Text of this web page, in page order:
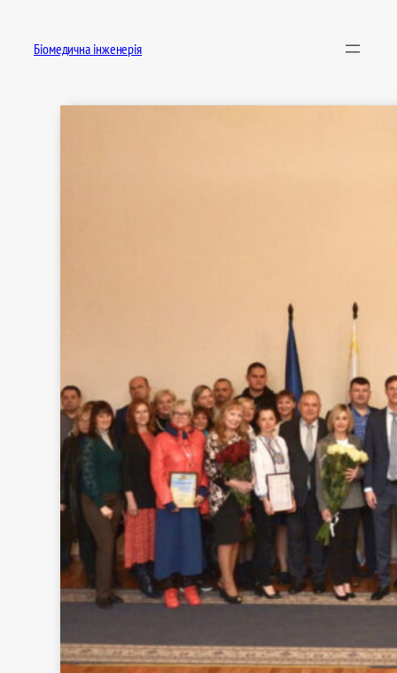
вмістуБіомедична інженерія